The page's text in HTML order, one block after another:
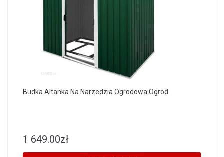
Budka Altanka Na Narzedzia Ogrodowa Ogrod
1 649.00zł